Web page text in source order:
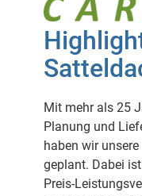
Mit mehr als 25
Planung und
haben wir
geplant. Dabei
Preis-